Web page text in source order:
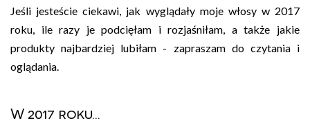
Jeśli jesteście ciekawi, jak wyglądały moje włosy w 2017
roku, ile razy je podcięłam i rozjaśniłam, a także jakie
produkty najbardziej lubiłam - zapraszam do czytania i
oglądania.
W 2017 roku...